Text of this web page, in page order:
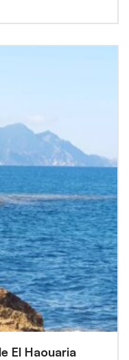
El Haouaria